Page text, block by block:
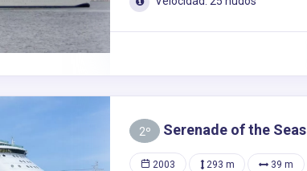
2º Serenade of the Seas
2003 293 m 39 m